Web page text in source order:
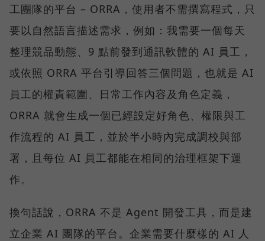
工團隊的平台 – ORRA，使用者不需撰寫程式，只
要以自然語言描述需求，例如：我需要一個每天
整理競品動態、9 點前發到通訊軟體的 AI 員工，
或依照 ORRA 平台引導回答三個問題，也就是 AI
員工的權責範圍、日常工作內容及角色定義，
ORRA 就會生成一個已經設定好角色、權限與工
作流程的 AI 員工，並於半小時內完成調校與部
署，且每位 AI 員工都能在相同的治理框架下運
作。
換句話說，ORRA 不是 Agent 開發工具，而是建
立企業 AI 團隊的平台。企業需要什麼樣的 AI 人